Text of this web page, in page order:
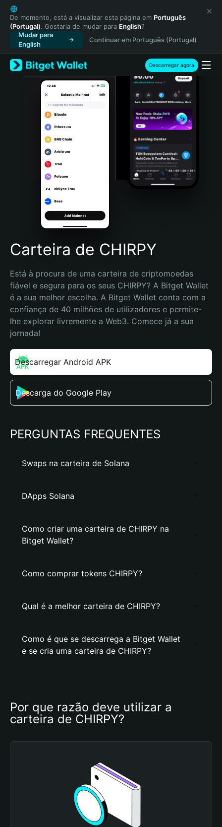
English
日本語
Tiếng Việt
Русский
Español (Latinoamérica)
Türkçe
Italiano
Português (Portugal)
Bahasa Indonesia
Português (Brasil)
Español (Argentina)
De momento, está a visualizar esta página em Português
(Portugal). Gostaria de mudar para English?
Mudar para
English
Continuar em Português (Portugal)
Descarregar agora
Carteira de CHIRPY
Está à procura de uma carteira de criptomoedas
fiável e segura para os seus CHIRPY? A Bitget Wallet
é a sua melhor escolha. A Bitget Wallet conta com a
confiança de 40 milhões de utilizadores e permite-
lhe explorar livremente a Web3. Comece já a sua
jornada!
Descarregar Android APK
Descarga do Google Play
PERGUNTAS FREQUENTES
Swaps na carteira de Solana
DApps Solana
Como criar uma carteira de CHIRPY na
Bitget Wallet?
Como comprar tokens CHIRPY?
Qual é a melhor carteira de CHIRPY?
Como é que se descarrega a Bitget Wallet
e se cria uma carteira de CHIRPY?
Por que razão deve utilizar a
carteira de CHIRPY?